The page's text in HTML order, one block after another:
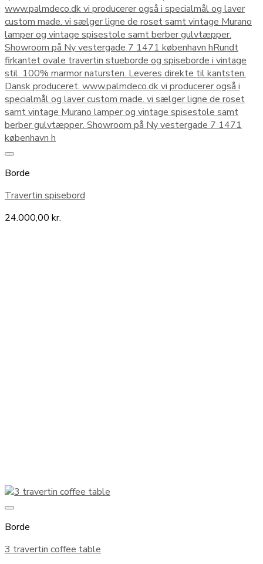
Borde
Travertin spisebord
24.000,00 kr.
Borde
3 travertin coffee table